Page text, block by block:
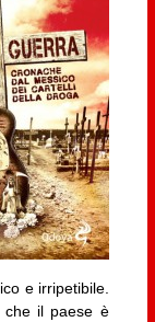
e irripetibile.
che il paese è